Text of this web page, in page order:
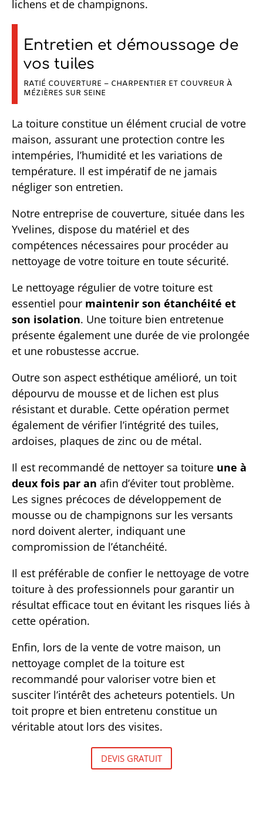
lichens et de champignons.
Entretien et démoussage de
vos tuiles
RATIÉ COUVERTURE – CHARPENTIER ET COUVREUR À
MÉZIÈRES SUR SEINE
La toiture constitue un élément crucial de votre
maison, assurant une protection contre les
intempéries, l’humidité et les variations de
température. Il est impératif de ne jamais
négliger son entretien.
Notre entreprise de couverture, située dans les
Yvelines, dispose du matériel et des
compétences nécessaires pour procéder au
nettoyage de votre toiture en toute sécurité.
Le nettoyage régulier de votre toiture est
essentiel pour maintenir son étanchéité et
son isolation. Une toiture bien entretenue
présente également une durée de vie prolongée
et une robustesse accrue.
Outre son aspect esthétique amélioré, un toit
dépourvu de mousse et de lichen est plus
résistant et durable. Cette opération permet
également de vérifier l’intégrité des tuiles,
ardoises, plaques de zinc ou de métal.
Il est recommandé de nettoyer sa toiture une à
deux fois par an afin d’éviter tout problème.
Les signes précoces de développement de
mousse ou de champignons sur les versants
nord doivent alerter, indiquant une
compromission de l’étanchéité.
Il est préférable de confier le nettoyage de votre
toiture à des professionnels pour garantir un
résultat efficace tout en évitant les risques liés à
cette opération.
Enfin, lors de la vente de votre maison, un
nettoyage complet de la toiture est
recommandé pour valoriser votre bien et
susciter l’intérêt des acheteurs potentiels. Un
toit propre et bien entretenu constitue un
véritable atout lors des visites.
DEVIS GRATUIT